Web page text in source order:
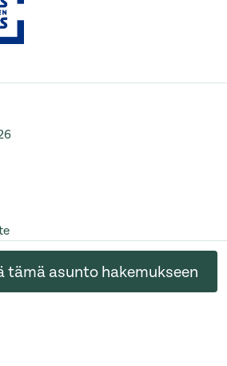
tämä asunto hakemukseen